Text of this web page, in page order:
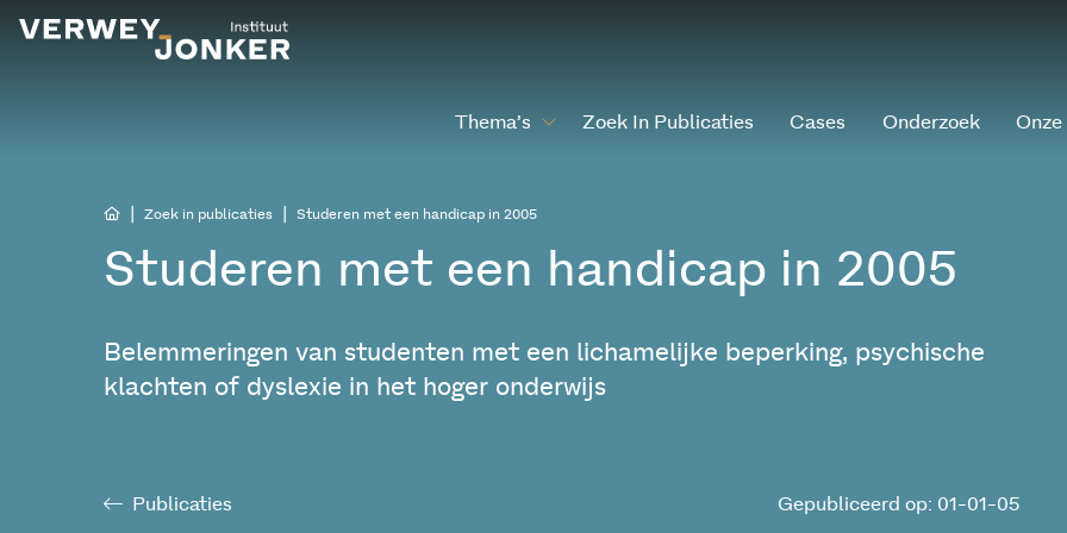
Thema’s Zoek In Publicaties Cases Onderzoek
Zoek in publicaties Studeren met een handicap in 2005
Studeren met een handicap in 2005
Belemmeringen van studenten met een lichamelijke beperking, psychische
klachten of dyslexie in het hoger onderwijs
Publicaties Gepubliceerd op: 01-01-05